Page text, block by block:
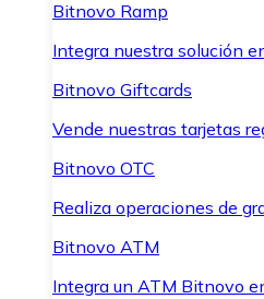
Bitnovo Ramp
Integra nuestra solución
Bitnovo Giftcards
Vende nuestras tarjetas
Bitnovo OTC
Realiza operaciones de
Bitnovo ATM
Integra un ATM Bitnovo